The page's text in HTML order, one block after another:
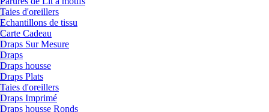
Taies d'oreillers
Echantillons de tissu
Carte Cadeau
Draps Sur Mesure
Draps
Draps housse
Draps Plats
Taies d'oreillers
Draps Imprimé
Draps housse Ronds